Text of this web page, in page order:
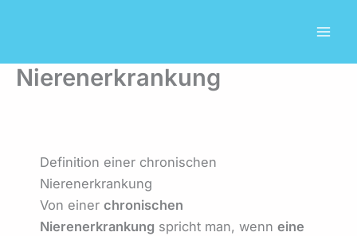
Nierenerkrankung
Definition einer chronischen
Nierenerkrankung
Von einer chronischen
Nierenerkrankung spricht man, wenn eine